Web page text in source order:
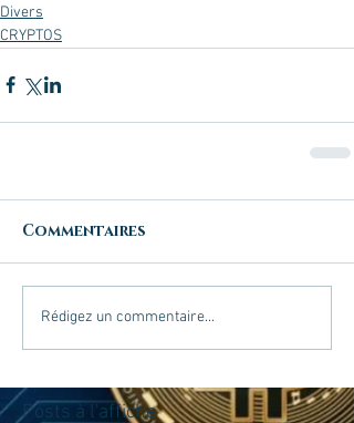
Divers
CRYPTOS
Commentaires
Rédigez un commentaire...
Posts à l'affiche